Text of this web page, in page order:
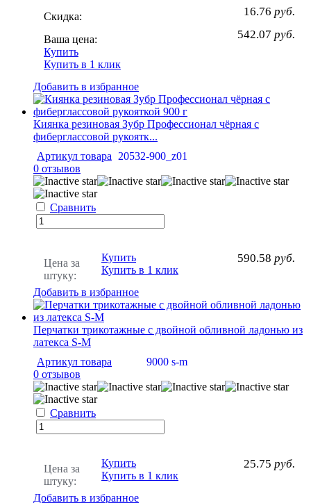
Скидка: 16.76 руб.
Ваша цена: 542.07 руб.
Купить
Купить в 1 клик
Добавить в избранное
Киянка резиновая Зубр Профессионал чёрная с
фиберглассовой рукоятк...
Артикул товара
20532-900_z01
0 отзывов
Сравнить
Цена за
штуку:
590.58 руб.
Купить
Купить в 1 клик
Добавить в избранное
Перчатки трикотажные с двойной обливной ладонью из
латекса S-M
Артикул товара
9000 s-m
0 отзывов
Сравнить
Цена за
штуку:
25.75 руб.
Купить
Купить в 1 клик
Добавить в избранное